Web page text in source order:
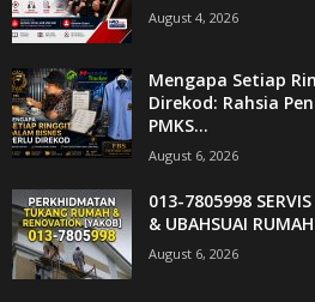
August 4, 2026
Mengapa Setiap
Direkod: Rahsia
PMKS...
August 6, 2026
013-7805998
& UBAHSUAI
August 6, 2026